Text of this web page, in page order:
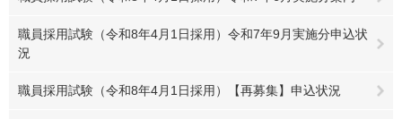
職員採用試験（令和8年4月1日採用）令和7年9月実施分申込状
況
職員採用試験（令和8年4月1日採用）【再募集】申込状況